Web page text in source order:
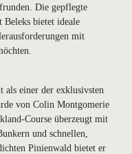
Die gepflegte
Beleks bietet ideale
mit
einer der exklusivsten
von Colin Montgomerie
Course überzeugt mit
und schnellen,
Pinienwald bietet er